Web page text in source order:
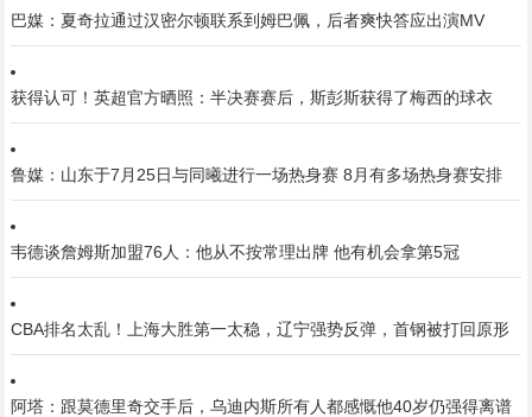
巴媒：夏奇拉通过汉密尔顿联系到姆巴佩，后者爽快答应出演MV
获得认可！英超官方晒照：半决赛赛后，斯彭斯获得了梅西的球衣
鲁媒：山东于7月25日与同曦进行一场热身赛 8月有多场热身赛安排
韦德谈詹姆斯加盟76人：他从不按常理出牌 他有机会拿第5冠
CBA排名太乱！上海大胜第一太稳，辽宁强势反弹，首钢被打回原形
阿塔：跟莫德里奇交手后，乌迪内斯所有人都感慨他40岁仍强得离谱